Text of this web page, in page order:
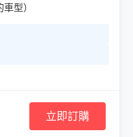
型）
立即訂購